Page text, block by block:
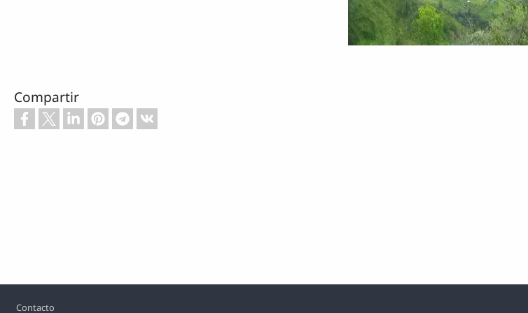
Compartir
Footer
Contacto